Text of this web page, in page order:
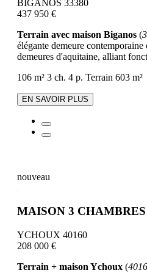
BIGANOS 33380
437 950 €
Terrain avec maison Biganos (
élégante demeure
demeures d'aquitaine, alliant
106 m² 3 ch. 4 p. Terrain 603 m²
EN SAVOIR PLUS
nouveau
MAISON 3
YCHOUX 40160
208 000 €
Terrain + maison Ychoux (